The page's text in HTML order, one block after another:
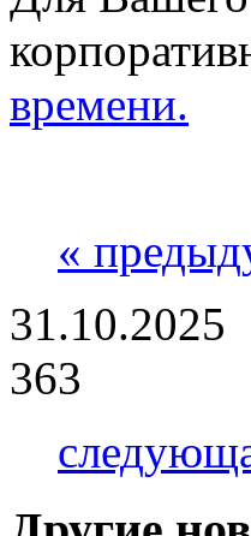
времени.
«
31.10.2025
363